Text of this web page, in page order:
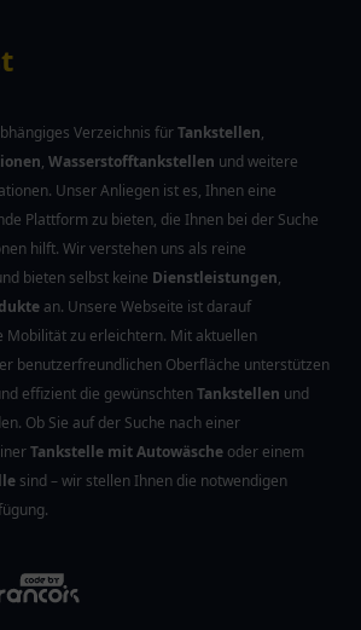
Verzeichnis fürTankstellen,
, Wasserstofftankstellen und weitere
Unser Anliegen ist es, Ihnen eine
Plattform zu bieten, die Ihnen bei der Suche
hilft. Wir verstehen uns als reine
bieten selbst keine Dienstleistungen,
an. Unsere Webseite ist darauf
Mobilität zu erleichtern. Mit aktuellen
benutzerfreundlichen Oberfläche unterstützen
effizient die gewünschtenTankstellen und
Ob Sie auf der Suche nach einer
Tankstelle mit Autowäsche oder einem
sind – wir stellen Ihnen die notwendigen